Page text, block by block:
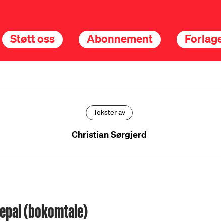
Støtt oss Abonnement
Tekster av
Christian Sørgjerd
(bokomtale)